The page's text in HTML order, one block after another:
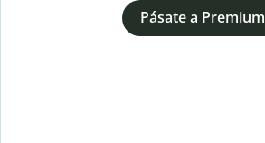
Pásate a Premium